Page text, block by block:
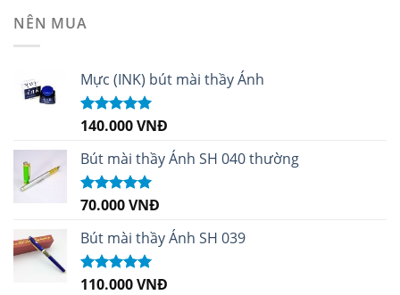
NÊN MUA
Mực (INK) bút mài thầy Ánh
Được xếp
sao
140.000VNĐ
Bút mài thầy Ánh SH 040 thường
Được xếp
sao
70.000VNĐ
Bút mài thầy Ánh SH 039
Được xếp
110.000VNĐ